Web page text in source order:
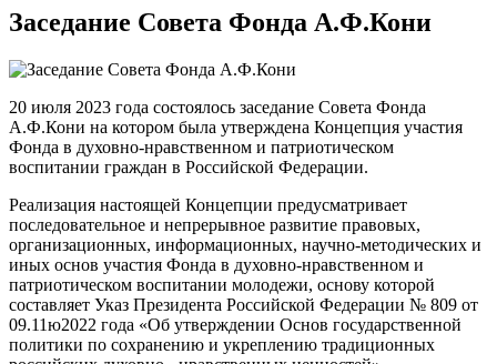
Заседание Совета Фонда А.Ф.Кони
20 июля 2023 года состоялось заседание Совета Фонда
А.Ф.Кони на котором была утверждена Концепция участия
Фонда в духовно-нравственном и патриотическом
воспитании граждан в Российской Федерации.
Реализация настоящей Концепции предусматривает
последовательное и непрерывное развитие правовых,
организационных, информационных, научно-методических и
иных основ участия Фонда в духовно-нравственном и
патриотическом воспитании молодежи, основу которой
составляет Указ Президента Российской Федерации № 809 от
09.11ю2022 года «Об утверждении Основ государственной
политики по сохранению и укреплению традиционных